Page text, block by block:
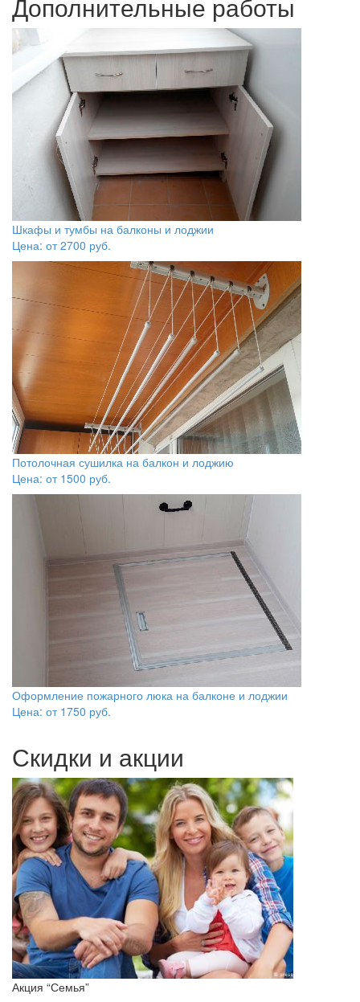
Шкафы и тумбы на балконы и лоджии
Цена: от2700 руб.
Потолочная сушилка на балкон и лоджию
Цена: от 1500 руб.
Оформление пожарного люка на балконе и лоджии
Цена: от 1750 руб.
Скидки и акции
Акция “Семья”